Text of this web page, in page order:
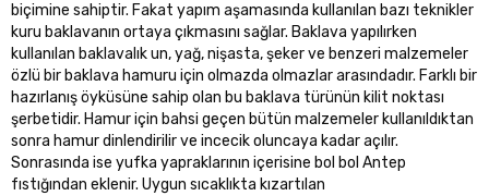
biçimine sahiptir. Fakat yapım aşamasında kullanılan bazı teknikler
kuru baklavanın ortaya çıkmasını sağlar. Baklava yapılırken
kullanılan baklavalık un, yağ, nişasta, şeker ve benzeri malzemeler
özlü bir baklava hamuru için olmazda olmazlar arasındadır. Farklı bir
hazırlanış öyküsüne sahip olan bu baklava türünün kilit noktası
şerbetidir. Hamur için bahsi geçen bütün malzemeler kullanıldıktan
sonra hamur dinlendirilir ve incecik oluncaya kadar açılır.
Sonrasında ise yufka yapraklarının içerisine bol bol Antep
fıstığından eklenir. Uygun sıcaklıkta kızartılan